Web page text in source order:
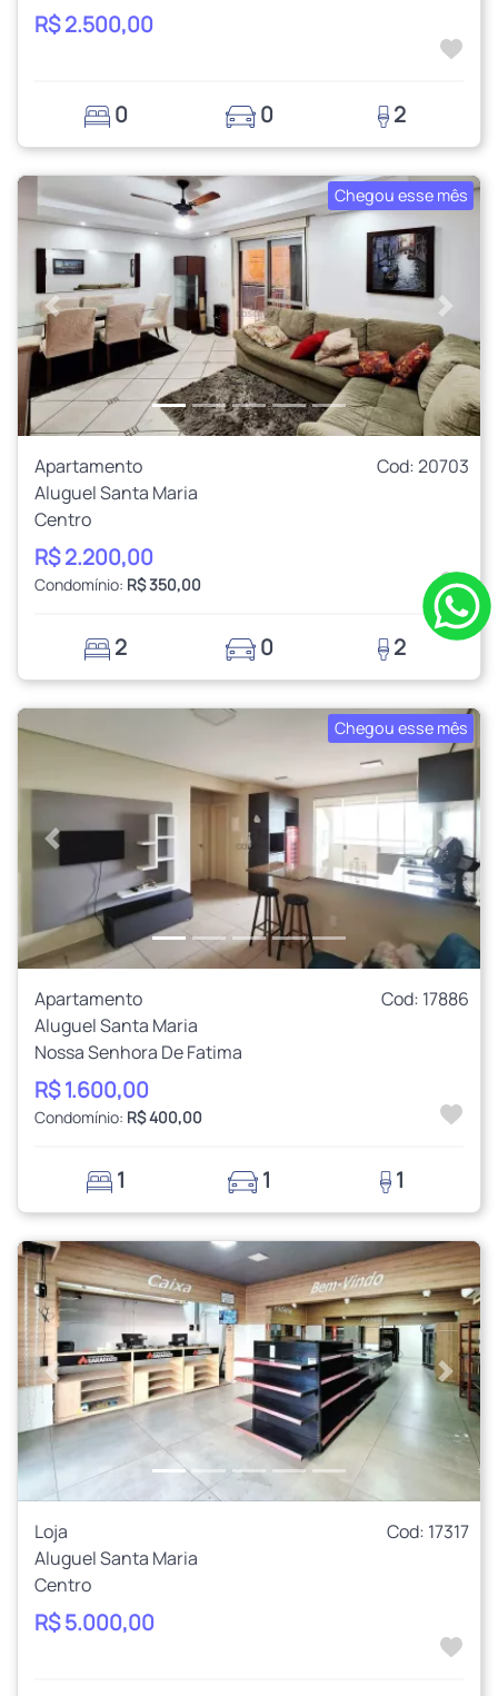
R$ 2.500,00
0 0 2
Chegou esse mês
Anterior
Apartamento
Cod: 20703
Aluguel Santa Maria
Centro
R$ 2.200,00
Condomínio: R$ 350,00
2 0 2
Chegou esse mês
Anterior
Apartamento
Cod: 17886
Aluguel Santa Maria
Nossa Senhora De Fatima
R$ 1.600,00
Condomínio: R$ 400,00
1 1 1
Anterior
Loja
Cod: 17317
Aluguel Santa Maria
Centro
R$ 5.000,00